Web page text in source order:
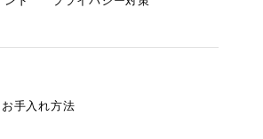
お手入れ方法